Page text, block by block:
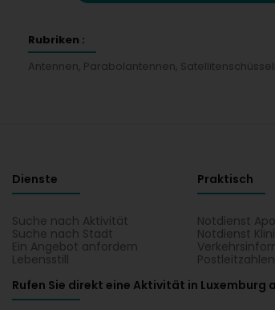
Rubriken :
Antennen, Parabolantennen,
Dienste
Suche nach Aktivität
Suche nach Stadt
Ein Angebot anfordern
Lebensstill
Praktisch
Notdienst
Notdienst
Postleitzahlen
Rufen Sie direkt eine Aktivität in Luxemburg